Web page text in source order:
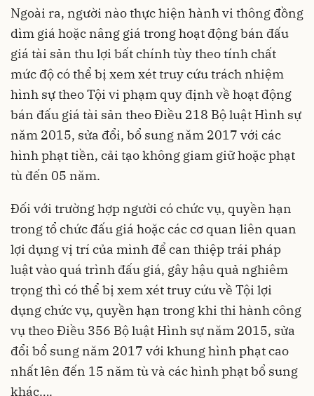
Ngoài ra, người nào thực hiện hành vi thông đồng
dìm giá hoặc nâng giá trong hoạt động bán đấu
giá tài sản thu lợi bất chính tùy theo tính chất
mức độ có thể bị xem xét truy cứu trách nhiệm
hình sự theo Tội vi phạm quy định về hoạt động
bán đấu giá tài sản theo Điều 218 Bộ luật Hình sự
năm 2015, sửa đổi, bổ sung năm 2017 với các
hình phạt tiền, cải tạo không giam giữ hoặc phạt
tù đến 05 năm.
Đối với trường hợp người có chức vụ, quyền hạn
trong tổ chức đấu giá hoặc các cơ quan liên quan
lợi dụng vị trí của mình để can thiệp trái pháp
luật vào quá trình đấu giá, gây hậu quả nghiêm
trọng thì có thể bị xem xét truy cứu về Tội lợi
dụng chức vụ, quyền hạn trong khi thi hành công
vụ theo Điều 356 Bộ luật Hình sự năm 2015, sửa
đổi bổ sung năm 2017 với khung hình phạt cao
nhất lên đến 15 năm tù và các hình phạt bổ sung
khác….